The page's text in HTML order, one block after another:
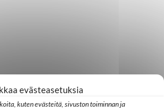
evästeasetuksia
kuten evästeitä, sivuston toiminnan ja